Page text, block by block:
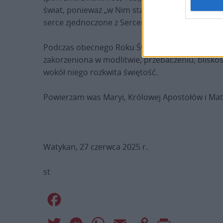
świat, ponieważ „w Nim stajemy się zdolni do
serce zjednoczone z Sercem Chrystusa jest
Podczas obecnego Roku Świętego, który
zakorzeniona w modlitwie, przebaczeniu,
wokół niego rozkwita świętość.
Powierzam was Maryi, Królowej Apostołów i
Watykan, 27 czerwca 2025 r.
st